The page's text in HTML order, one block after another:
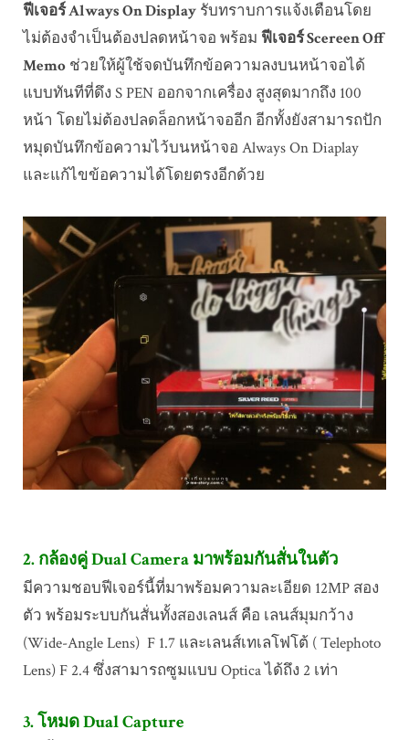
ฟีเจอร์ Always On Display รับทราบการแจ้งเตือนโดย
ไม่ต้องจำเป็นต้องปลดหน้าจอ พร้อม ฟีเจอร์ Scereen Off
Memo ช่วยให้ผู้ใช้จดบันทึกข้อความลงบนหน้าจอได้
แบบทันทีที่ดึง S PEN ออกจากเครื่อง สูงสุดมากถึง 100
หน้า โดยไม่ต้องปลดล็อกหน้าจออีก อีกทั้งยังสามารถปัก
หมุดบันทึกข้อความไว้บนหน้าจอ Always On Diaplay
และแก้ไขข้อความได้โดยตรงอีกด้วย
2. กล้องคู่ Dual Camera มาพร้อมกันสั่นในตัว
มีความชอบฟีเจอร์นี้ที่มาพร้อมความละเอียด 12MP สอง
ตัว พร้อมระบบกันสั่นทั้งสองเลนส์ คือ เลนส์มุมกว้าง
(Wide-Angle Lens) F 1.7 และเลนส์เทเลโฟโต้ ( Telephoto
Lens) F 2.4 ซึ่งสามารถซูมแบบ Optica ได้ถึง 2 เท่า
3. โหมด Dual Capture